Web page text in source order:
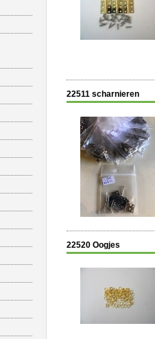
22511 scharnieren
22520 Oogjes